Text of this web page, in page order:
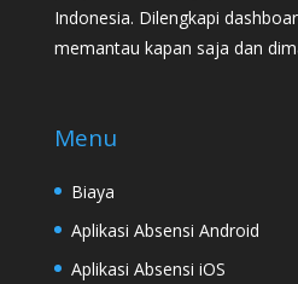
Indonesia. Dilengkapi
memantau kapan saja dan
Menu
Biaya
Aplikasi Absensi Android
Aplikasi Absensi iOS